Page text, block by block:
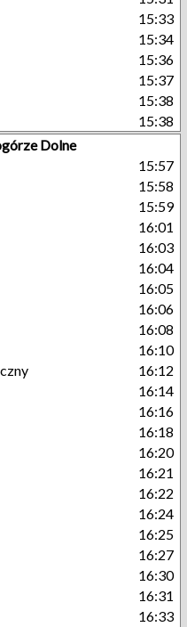
15:33
15:34
15:36
15:37
15:38
15:38
Dolne
15:57
15:58
15:59
16:01
16:03
16:04
16:05
16:06
16:08
16:10
16:12
16:14
16:16
16:18
16:20
16:21
16:22
16:24
16:25
16:27
16:30
16:31
16:33